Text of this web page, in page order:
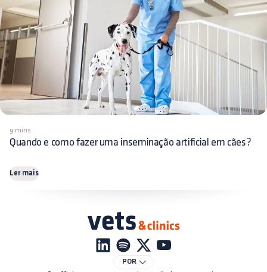
9 mins
Quando e como fazer uma inseminação artificial em cães?
Ler mais
POR